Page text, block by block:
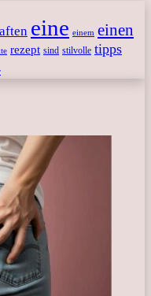
eine einem einen
rezept sind stilvolle tipps